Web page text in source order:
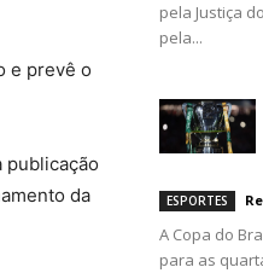
e prevê o
publicação
da
pela Justiça
pela...
ESPORTES
A Copa do
para as